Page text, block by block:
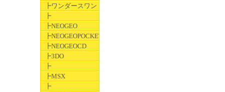
┣ワンダースワン
┣
┣NEOGEO
┣NEOGEOPOCKET
┣NEOGEOCD
┣3DO
┣
┣MSX
┣